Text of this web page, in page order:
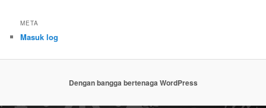
META
Masuk log
Dengan bangga bertenaga WordPress